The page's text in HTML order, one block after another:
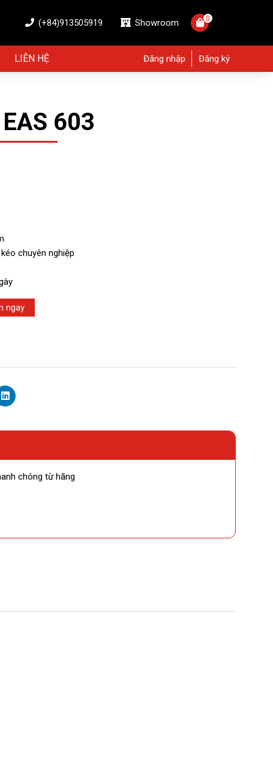
(+84)913505919 Showroom 0
LIÊN HỆ Đăng nhập Đăng ký
603
chuyên nghiệp
ngay
chóng từ hãng